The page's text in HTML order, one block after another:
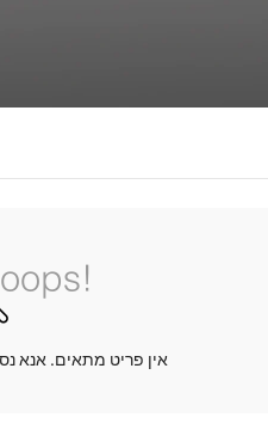
אין פריט מתאים. אנא